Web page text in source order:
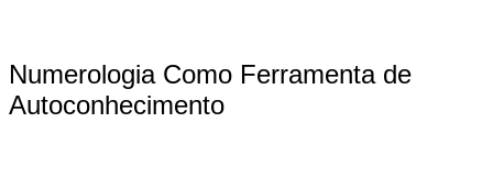
Numerologia Como Ferramenta de
Autoconhecimento